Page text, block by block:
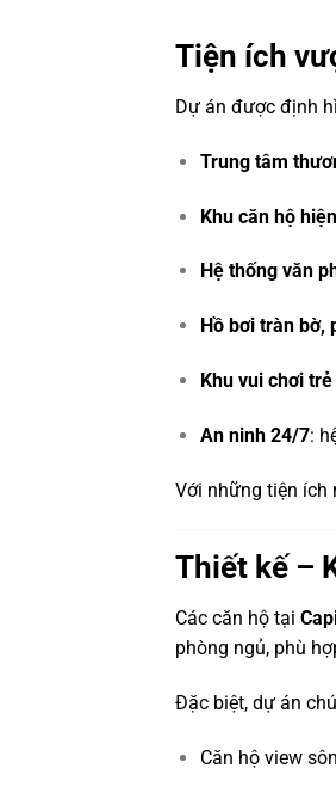
Tiện ích
Dự án được định
Trung tâm
Khu căn hộ
Hệ thống văn
Hồ bơi tràn bờ,
Khu vui chơi
An ninh 24/7:
Với những tiện ích
Thiết kế –
Các căn hộ tại
phòng ngủ, phù
Đặc biệt, dự án
Căn hộ view